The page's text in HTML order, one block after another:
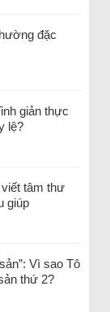
đặc
giản thực
lệ?
tâm thư
giúp
Vì sao Tô
thứ 2?